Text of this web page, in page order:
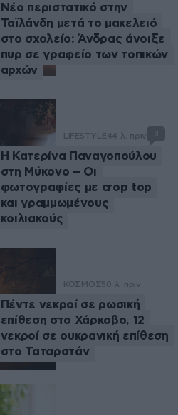
Νέο περιστατικό στην
Ταϊλάνδη μετά το μακελειό
στο σχολείο: Άνδρας άνοιξε
πυρ σε γραφείο των τοπικών
αρχών
LIFESTYLE44 λ. πριν 3
Η Κατερίνα Παναγοπούλου
στη Μύκονο – Οι
φωτογραφίες με crop top
και γραμμωμένους
κοιλιακούς
ΚΟΣΜΟΣ50 λ. πριν
Πέντε νεκροί σε ρωσική
επίθεση στο Χάρκοβο, 12
νεκροί σε ουκρανική επίθεση
στο Ταταρστάν